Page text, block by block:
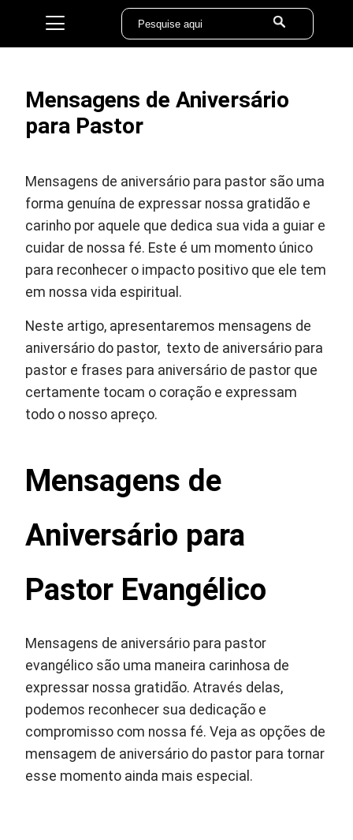
Mensagens de Aniversário
para Pastor
Mensagens de aniversário para pastor são uma
forma genuína de expressar nossa gratidão e
carinho por aquele que dedica sua vida a guiar e
cuidar de nossa fé. Este é um momento único
para reconhecer o impacto positivo que ele tem
em nossa vida espiritual.
Neste artigo, apresentaremos mensagens de
aniversário do pastor, texto de aniversário para
pastor e frases para aniversário de pastor que
certamente tocam o coração e expressam
todo o nosso apreço.
Mensagens de
Aniversário para
Pastor Evangélico
Mensagens de aniversário para pastor
evangélico são uma maneira carinhosa de
expressar nossa gratidão. Através delas,
podemos reconhecer sua dedicação e
compromisso com nossa fé. Veja as opções de
mensagem de aniversário do pastor para tornar
esse momento ainda mais especial.